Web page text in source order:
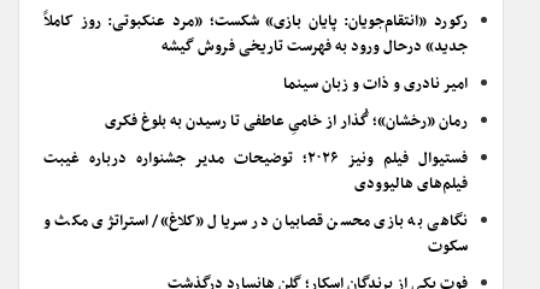
رکورد «انتقام‌جویان: پایان بازی» شکست؛ «مرد عنکبوتی: روز کاملاً
جدید» درحال ورود به فهرست تاریخی فروش گیشه
امیر نادری و ذات و زبان سینما
رمان «رخشان»؛ گُذار از خامیِ عاطفی تا رسیدن به بلوغ فکری
فستیوال فیلم ونیز ۲۰۲۶؛ توضیحات مدیر جشنواره درباره غیبت
فیلم‌های هالیوودی
نگاهی به بازی محسن قصابیان در سریال «کلاغ»/ استراتژی مکث و
سکوت